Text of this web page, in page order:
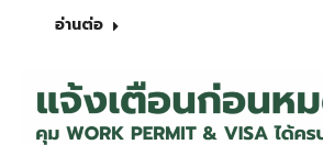
อ่านต่อ